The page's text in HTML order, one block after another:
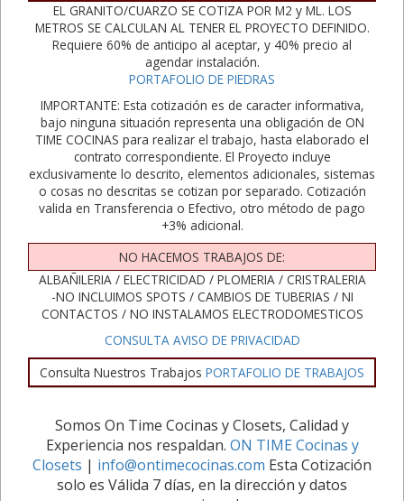
EL GRANITO/CUARZO SE COTIZA POR M2 y ML. LOS
METROS SE CALCULAN AL TENER EL PROYECTO DEFINIDO.
Requiere 60% de anticipo al aceptar, y 40% precio al
agendar instalación.
PORTAFOLIO DE PIEDRAS
IMPORTANTE: Esta cotización es de caracter informativa,
bajo ninguna situación representa una obligación de ON
TIME COCINAS para realizar el trabajo, hasta elaborado el
contrato correspondiente. El Proyecto incluye
exclusivamente lo descrito, elementos adicionales, sistemas
o cosas no descritas se cotizan por separado. Cotización
valida en Transferencia o Efectivo, otro método de pago
+3% adicional.
NO HACEMOS TRABAJOS DE:
ALBAÑILERIA / ELECTRICIDAD / PLOMERIA / CRISTRALERIA
-NO INCLUIMOS SPOTS / CAMBIOS DE TUBERIAS / NI
CONTACTOS / NO INSTALAMOS ELECTRODOMESTICOS
CONSULTA AVISO DE PRIVACIDAD
Consulta Nuestros Trabajos PORTAFOLIO DE TRABAJOS
Somos On Time Cocinas y Closets, Calidad y
Experiencia nos respaldan. ON TIME Cocinas y
Closets | info@ontimecocinas.com Esta Cotización
solo es Válida 7 días, en la dirección y datos